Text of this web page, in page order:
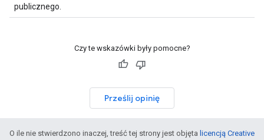
publicznego.
Czy te wskazówki były pomocne?
Prześlij opinię
O ile nie stwierdzono inaczej, treść tej strony jest objęta licencją Creative